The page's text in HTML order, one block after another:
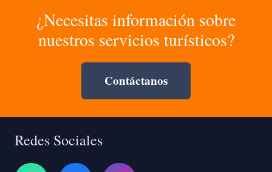
¿Necesitas información sobre
nuestros servicios turísticos?
Contáctanos
Redes Sociales